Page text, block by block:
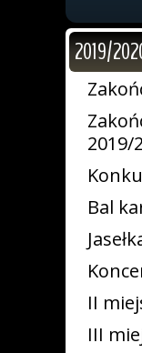
2019/
2019/
Bal
II
III